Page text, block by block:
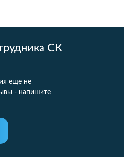
СК
еще не
- напишите